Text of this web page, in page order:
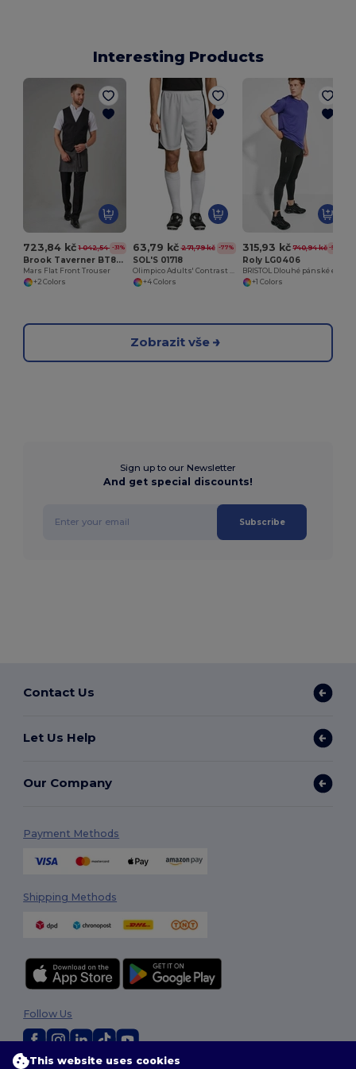
Interesting Products
723,84 kč 1 042,54 kč-31%
Brook Taverner BT8648
Mars Flat Front Trouser
+2 Colors
63,79 kč 271,79 kč -77%
SOL'S 01718
+4 Colors
315,93 kč 740,94 kč -57%
Roly LG0406
+1 Colors
Zobrazit vše
Sign up to our Newsletter
And get special discounts!
Subscribe
Contact Us
Let Us Help
Our Company
Payment Methods
Shipping Methods
Follow Us
This website uses cookies